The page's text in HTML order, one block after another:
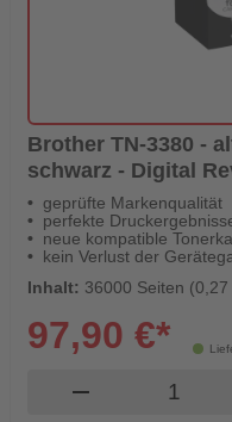
Brother TN-3380 -
schwarz - Digital
geprüfte Markenqualität
perfekte
neue kompatible
kein Verlust der
Inhalt: 36000 Seiten
97,90 €*
remove Produkt